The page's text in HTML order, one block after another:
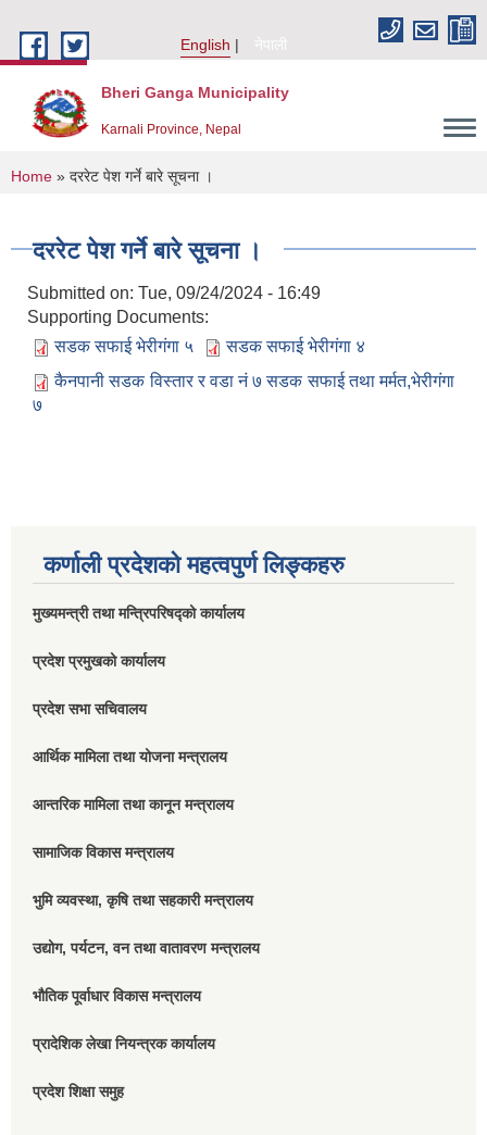
English
नेपाली
Bheri Ganga Municipality
Karnali Province, Nepal
You are here
Home » दररेट पेश गर्ने बारे सूचना ।
दररेट पेश गर्ने बारे सूचना ।
Submitted on: Tue, 09/24/2024 - 16:49
Supporting Documents:
सडक सफाई भेरीगंगा ५
सडक सफाई भेरीगंगा ४
कैनपानी सडक विस्तार र वडा नं ७ सडक सफाई तथा मर्मत,भेरीगंगा
७
कर्णाली प्रदेशको महत्वपुर्ण लिङ्कहरु
मुख्यमन्त्री तथा मन्त्रिपरिषद्को कार्यालय
प्रदेश प्रमुखको कार्यालय
प्रदेश सभा सचिवालय
आर्थिक मामिला तथा योजना मन्त्रालय
आन्तरिक मामिला तथा कानून मन्त्रालय
सामाजिक विकास मन्त्रालय
भुमि व्यवस्था, कृषि तथा सहकारी मन्त्रालय
उद्योग, पर्यटन, वन तथा वातावरण मन्त्रालय
भौतिक पूर्वाधार विकास मन्त्रालय
प्रादेशिक लेखा नियन्त्रक कार्यालय
प्रदेश शिक्षा समुह